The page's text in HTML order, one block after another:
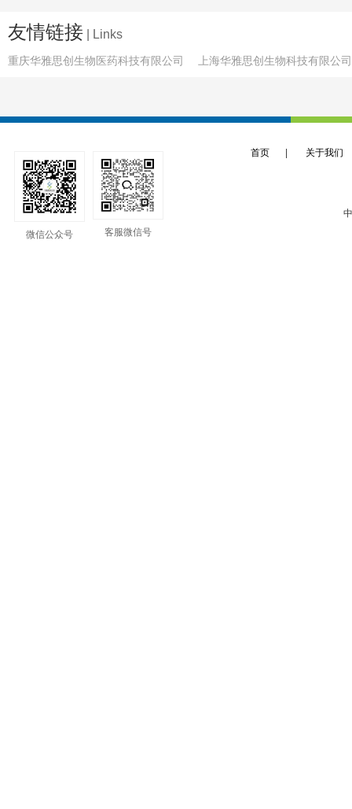
友情链接 | Links
重庆华雅思创生物医药科技有限公司 上海华雅思创生物科技有限公司
首页 关于我们
微信公众号
客服微信号